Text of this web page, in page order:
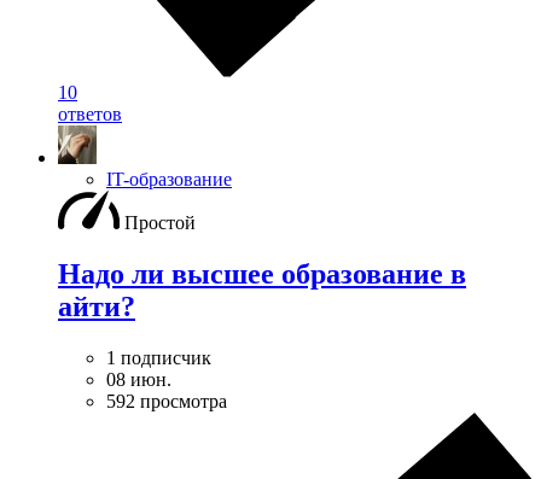
10
ответов
IT-образование
Простой
Надо ли высшее образование в
айти?
1 подписчик
08 июн.
592 просмотра